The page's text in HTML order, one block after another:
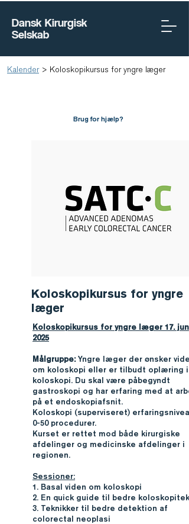
Dansk Kirurgisk
Selskab
Kalender> Koloskopikursus for yngre læger
Brug for hjælp?
Koloskopikursus for yngre
læger
Koloskopikursus for yngre læger 17. juni
2025
Målgruppe:Yngre læger der ønsker
om koloskopi eller er tilbudt oplæring i
koloskopi. Du skal være påbegyndt
gastroskopi og har erfaring med at
på et endoskopiafsnit.
Koloskopi (superviseret)
0-50 procedurer.
Kurset er rettet mod både kirurgiske
afdelinger og medicinske afdelinger i
regionen.
Sessioner:
1. Basal viden om koloskopi
2. En quick guide til bedre
3. Teknikker til bedre detektion af
colorectal neoplasi